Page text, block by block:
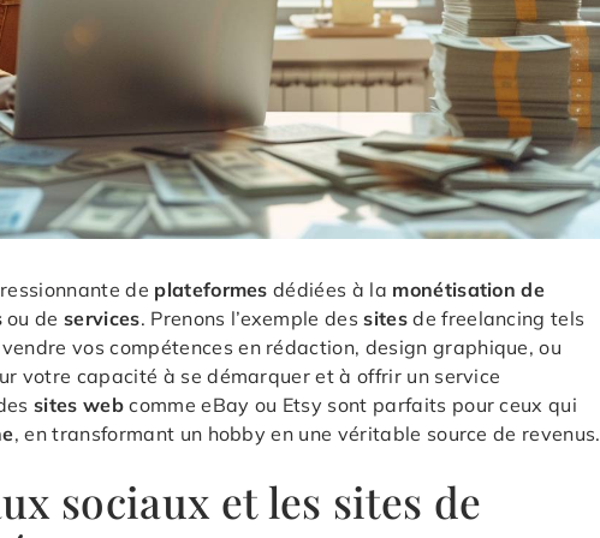
de plateformes dédiées à la monétisation de
ou deservices. Prenons l’exemple dessitesde freelancing tels
vos compétences en rédaction, design graphique, ou
votre capacité à se démarquer et à offrir un service
sites web comme eBay ou Etsy sont parfaits pour ceux qui
, en transformant un hobby en une véritable source de revenus.
sociaux et les sites de